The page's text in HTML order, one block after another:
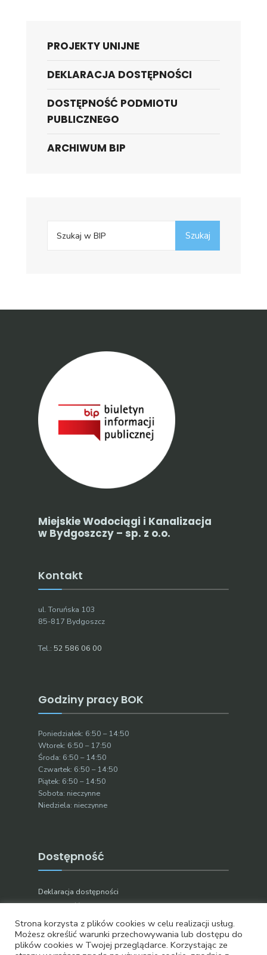
PROJEKTY UNIJNE
DEKLARACJA DOSTĘPNOŚCI
DOSTĘPNOŚĆ PODMIOTU
PUBLICZNEGO
ARCHIWUM BIP
for:
Szukaj
Miejskie Wodociągi i Kanalizacja
w Bydgoszczy – sp. z o.o.
Kontakt
ul. Toruńska 103
85-817 Bydgoszcz
Tel.: 52 586 06 00
Godziny pracy BOK
Poniedziałek: 6:50 – 14:50
Wtorek: 6:50 – 17:50
Środa: 6:50 – 14:50
Czwartek: 6:50 – 14:50
Piątek: 6:50 – 14:50
Sobota: nieczynne
Niedziela: nieczynne
Dostępność
Deklaracja dostępności
Dostępność podmiotu publicznego
Strona korzysta z plików cookies w celu realizacji usług.
Możesz określić warunki przechowywania lub dostępu do
plików cookies w Twojej przeglądarce. Korzystając ze